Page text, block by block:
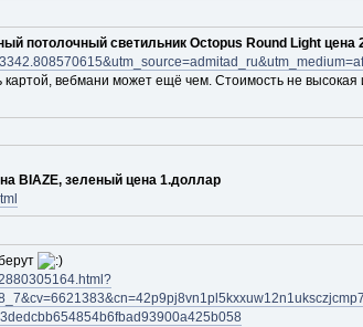
потолочный светильник Octopus Round Light цена
вебмани может ещё чем. Стоимость не
BIAZE, зеленый цена 1.доллар